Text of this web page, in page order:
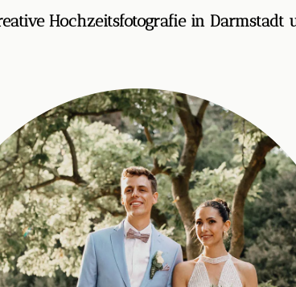
Hochzeitsfotografie in Darmstadt